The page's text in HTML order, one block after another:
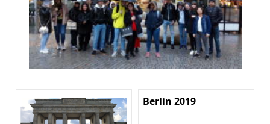
Berlin 2019